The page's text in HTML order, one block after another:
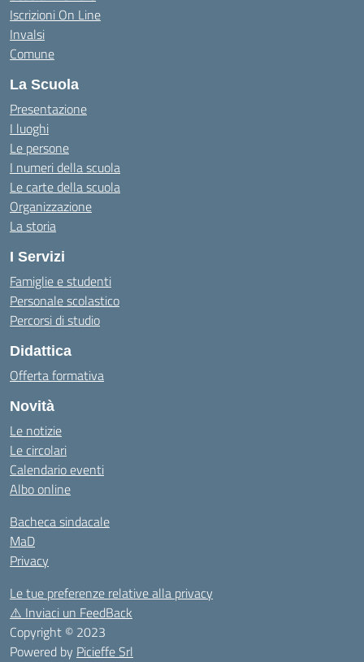
Iscrizioni On Line
Invalsi
Comune
La Scuola
Presentazione
I luoghi
Le persone
I numeri della scuola
Le carte della scuola
Organizzazione
La storia
I Servizi
Famiglie e studenti
Personale scolastico
Percorsi di studio
Didattica
Offerta formativa
Novità
Le notizie
Le circolari
Calendario eventi
Albo online
Bacheca sindacale
MaD
Privacy
Le tue preferenze relative alla privacy
⚠️ Inviaci un FeedBack
Copyright © 2023
Powered by Picieffe Srl